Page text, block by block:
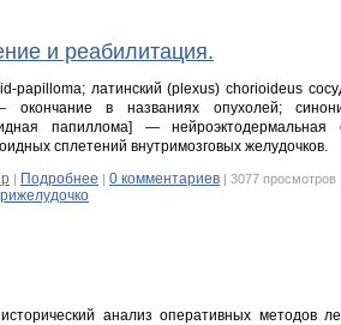
и реабилитация.
papilloma; латинский (plexus) chorioideus
в названиях опухолей;
папиллома] — нейроэктодермальная
сплетений внутримозговых желудочков.
| Подробнее | 0 комментариев | 3077 просмотров
анализ оперативных методов